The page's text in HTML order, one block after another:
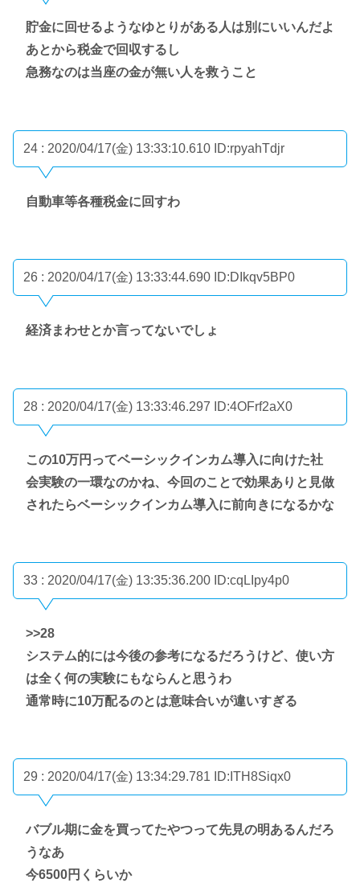
貯金に回せるようなゆとりがある人は別にいいんだよ
あとから税金で回収するし
急務なのは当座の金が無い人を救うこと
24 : 2020/04/17(金) 13:33:10.610 ID:rpyahTdjr
自動車等各種税金に回すわ
26 : 2020/04/17(金) 13:33:44.690 ID:DIkqv5BP0
経済まわせとか言ってないでしょ
28 : 2020/04/17(金) 13:33:46.297 ID:4OFrf2aX0
この10万円ってベーシックインカム導入に向けた社
会実験の一環なのかね、今回のことで効果ありと見做
されたらベーシックインカム導入に前向きになるかな
33 : 2020/04/17(金) 13:35:36.200 ID:cqLIpy4p0
>>28
システム的には今後の参考になるだろうけど、使い方
は全く何の実験にもならんと思うわ
通常時に10万配るのとは意味合いが違いすぎる
29 : 2020/04/17(金) 13:34:29.781 ID:ITH8Siqx0
バブル期に金を買ってたやつって先見の明あるんだろ
うなあ
今6500円くらいか